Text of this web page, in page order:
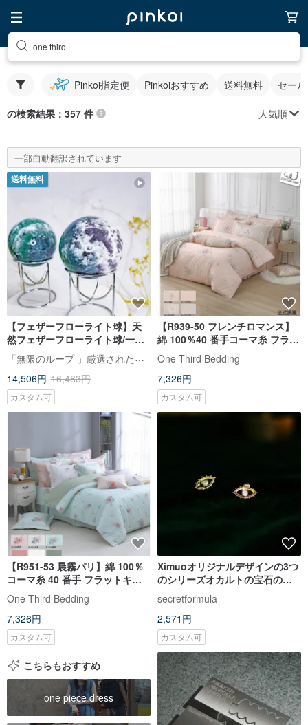
one third
Pinkoi指定便 Pinkoiおすすめ 送料無料 セー
の検索結果：357 件 人気順
一部自動翻訳されています
送料無料
【フェザーフローライト球】天
然フェザーフローライト球/一点
物撮影
「無限のループ 」厳選されたクリスタル/水晶/原石ラフ/ブレスレット/彫刻置物/彫刻置物
14,506円 16,483円
カスタム可
【R939-50 フレンチロマンス】
綿 100％40 番手コーマ糸 フラッ
トキルト/シーツ
One-Third Bedding
7,326円
カスタム可
【R951-53 晨霧パリ】綿 100％
コーマ糸 40 番手 フラットキル
ト/シーツ
One-Third Bedding
7,326円
カスタム可
Ximuoオリジナルデザインの3つ
のシリーズオカルトの宝石の目
のスタッドのイヤリング
secretformula
2,571円
カスタム可
こちらもおすすめ
one piece dress